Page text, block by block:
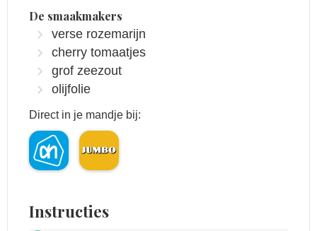
De smaakmakers
verse rozemarijn
cherry tomaatjes
grof zeezout
olijfolie
Direct in je mandje bij:
Instructies